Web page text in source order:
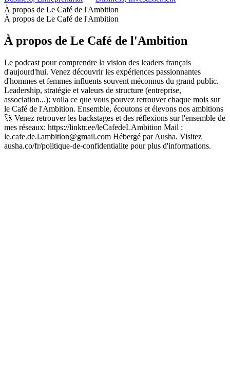
À propos de Le Café de l'Ambition
À propos de Le Café de l'Ambition
À propos de Le Café de l'Ambition
Le podcast pour comprendre la vision des leaders français
d'aujourd'hui. Venez découvrir les expériences passionnantes
d'hommes et femmes influents souvent méconnus du grand public.
Leadership, stratégie et valeurs de structure (entreprise,
association...): voila ce que vous pouvez retrouver chaque mois sur
le Café de l'Ambition. Ensemble, écoutons et élevons nos ambitions
🚀 Venez retrouver les backstages et des réflexions sur l'ensemble de
mes réseaux: https://linktr.ee/leCafedeLAmbition Mail :
le.cafe.de.l.ambition@gmail.com Hébergé par Ausha. Visitez
ausha.co/fr/politique-de-confidentialite pour plus d'informations.